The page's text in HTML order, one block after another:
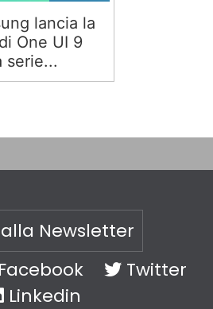
lancia la
One UI 9
serie...
Newsletter
Twitter
Linkedin